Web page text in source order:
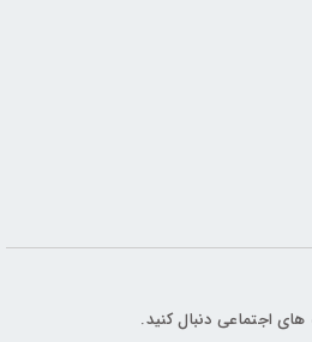
های اجتماعی دنبال کنید.